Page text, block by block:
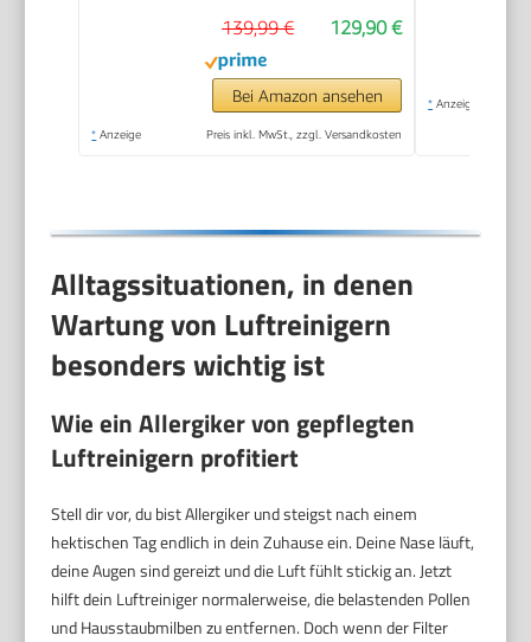
129,90 €
139,99 €
Bei Amazon ansehen
* Anzeige Preis inkl. MwSt., zzgl. Versandkosten
* Anzeige
Alltagssituationen, in denen
Wartung von Luftreinigern
besonders wichtig ist
Wie ein Allergiker von gepflegten
Luftreinigern profitiert
Stell dir vor, du bist Allergiker und steigst nach einem
hektischen Tag endlich in dein Zuhause ein. Deine Nase läuft,
deine Augen sind gereizt und die Luft fühlt stickig an. Jetzt
hilft dein Luftreiniger normalerweise, die belastenden Pollen
und Hausstaubmilben zu entfernen. Doch wenn der Filter